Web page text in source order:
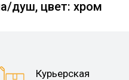
душ, цвет: хром
Курьерская